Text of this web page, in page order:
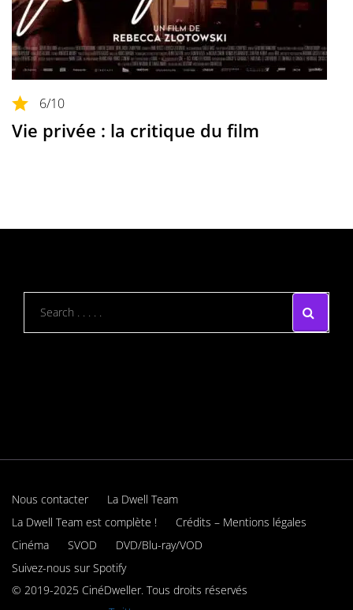
6/10
Vie privée : la critique du film
Nous contacter
La Dwell Team
La Dwell Team est complète !
Crédits – Mentions légales
Cinéma
SVOD
DVD/Blu-ray/VOD
Suivez-nous sur Spotify
© 2019-2025 CinéDweller. Tous droits réservés